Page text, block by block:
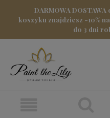
DARMOWA
koszyku znajdziesz -10%
do 3 dni